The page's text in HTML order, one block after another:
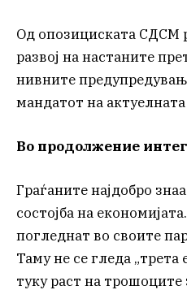
Од опозициската СДСМ
развој на настаните
нивните
мандатот на
Во продолжение
Граѓаните најдобро
состојба на
погледнат во своите
Таму не се гледа „трета
туку раст на